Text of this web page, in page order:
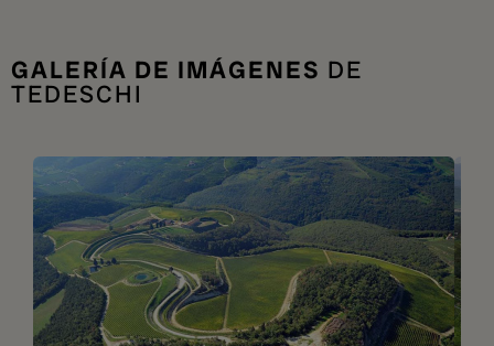
GALERÍA DE IMÁGENES DE
TEDESCHI